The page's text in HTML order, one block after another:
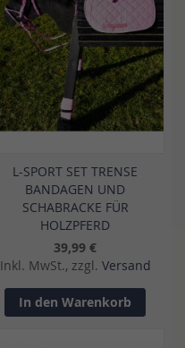
L-SPORT SET TRENSE
BANDAGEN UND
SCHABRACKE FÜR
HOLZPFERD
39,99 €
Inkl. MwSt., zzgl. Versand
In den Warenkorb